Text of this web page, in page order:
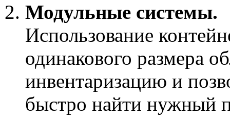
Модульные системы.
Использование
одинакового размера
инвентаризацию и
быстро найти нужный